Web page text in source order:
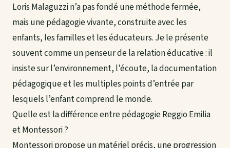
Loris Malaguzzi n’a pas fondé une méthode fermée,
mais une pédagogie vivante, construite avec les
enfants, les familles et les éducateurs. Je le présente
souvent comme un penseur de la relation éducative : il
insiste sur l’environnement, l’écoute, la documentation
pédagogique et les multiples points d’entrée par
lesquels l’enfant comprend le monde.
Quelle est la différence entre pédagogie Reggio Emilia
et Montessori ?
Montessori propose un matériel précis, une progression